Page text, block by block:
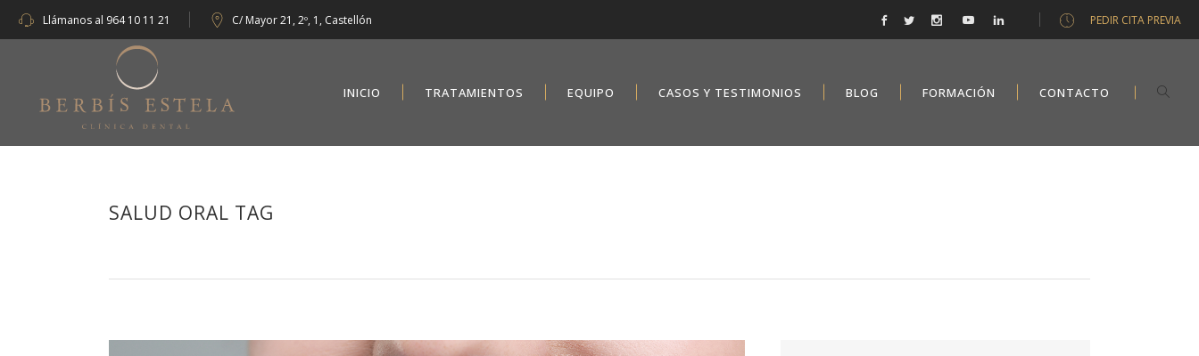
Llámanos al 964 10 11 21 C/ Mayor 21, 2º, 1, Castellón PEDIR CITA PREVIA
INICIO TRATAMIENTOS EQUIPO CASOS Y TESTIMONIOS BLOG FORMACIÓN CONTACTO
SALUD ORAL TAG